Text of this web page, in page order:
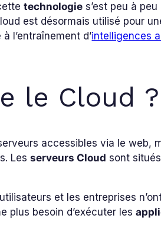
technologie s’est peu à
est désormais utilisé pour
l’entraînement d’intelligences
le Cloud ?
accessibles via le web,
Lesserveurs Cloud sont
et les entreprises
plus besoin d’exécuter les